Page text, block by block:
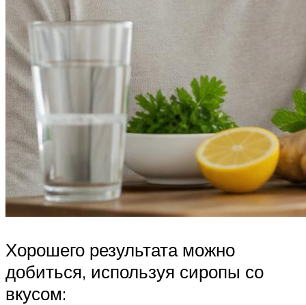
Хорошего результата можно
добиться, используя сиропы со
вкусом: